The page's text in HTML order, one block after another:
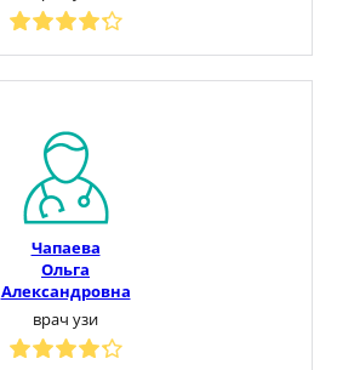
Чапаева
Ольга
Александровна
врач узи